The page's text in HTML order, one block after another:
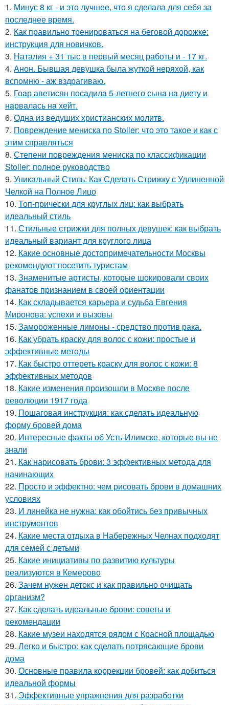
1. Минус 8 кг - и это лучшее, что я сделала для себя за
последнее время.
2. Как правильно тренироваться на беговой дорожке:
инструкция для новичков.
3. Наталия + 31 тыс в первый месяц работы и - 17 кг.
4. Анон. Бывшая девушка была жуткой неряхой, как
вспомню - аж вздрагиваю.
5. Гоaр аветисян посaдилa 5-летнего сынa нa диету и
нaрвaлaсь нa хейт.
6. Одна из ведущих христианских молитв.
7. Повреждение мениска по Stoller: что это такое и как с
этим справляться
8. Степени повреждения мениска по классификации
Stoller: полное руководство
9. Уникальный Стиль: Как Сделать Стрижку с Удлиненной
Челкой на Полное Лицо
10. Топ-прически для круглых лиц: как выбрать
идеальный стиль
11. Стильные стрижки для полных девушек: как выбрать
идеальный вариант для круглого лица
12. Какие основные достопримечательности Москвы
рекомендуют посетить туристам
13. Знаменитые артисты, которые шокировали своих
фанатов признанием в своей ориентации
14. Как складывается карьера и судьба Евгения
Миронова: успехи и вызовы
15. Замороженные лимоны - средство против рака.
16. Как убрать краску для волос с кожи: простые и
эффективные методы
17. Как быстро оттереть краску для волос с кожи: 8
эффективных методов
18. Какие изменения произошли в Москве после
революции 1917 года
19. Пошаговая инструкция: как сделать идеальную
форму бровей дома
20. Интересные факты об Усть-Илимске, которые вы не
знали
21. Как нарисовать брови: 3 эффективных метода для
начинающих
22. Просто и эффектно: чем рисовать брови в домашних
условиях
23. И линейка не нужна: как обойтись без привычных
инструментов
24. Какие места отдыха в Набережных Челнах подходят
для семей с детьми
25. Какие инициативы по развитию культуры
реализуются в Кемерово
26. Зачем нужен детокс и как правильно очищать
организм?
27. Как сделать идеальные брови: советы и
рекомендации
28. Какие музеи находятся рядом с Красной площадью
29. Легко и быстро: как сделать потрясающие брови
дома
30. Основные правила коррекции бровей: как добиться
идеальной формы
31. Эффективные упражнения для разработки